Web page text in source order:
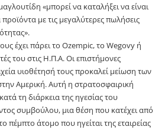
«μπορεί να καταλήξει να είναι
με τις μεγαλύτερες πωλήσεις
έχει πάρει το Ozempic, το Wegovy ή
του στις Η.Π.Α. Οι επιστήμονες
υιοθέτησή τους προκαλεί μείωση των
Αμερική. Αυτή η στρατοσφαιρική
τη διάρκεια της ηγεσίας του
συμβούλου, μια θέση που κατέχει από
πέμπτο άτομο που ηγείται της εταιρείας